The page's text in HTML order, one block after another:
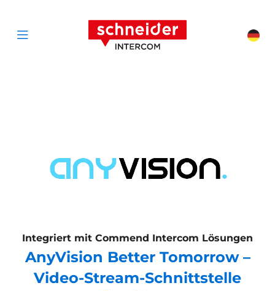
Open menu
Schneider
Integriert mit Commend Intercom Lösungen
AnyVision Better Tomorrow –
Video-Stream-Schnittstelle